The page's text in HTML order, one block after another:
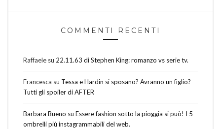
COMMENTI RECENTI
Raffaele su 22.11.63 di Stephen King: romanzo vs serie tv.
Francesca su Tessa e Hardin si sposano? Avranno un figlio?
Tutti gli spoiler di AFTER
Barbara Bueno su Essere fashion sotto la pioggia si può! I 5
ombrelli più instagrammabili del web.